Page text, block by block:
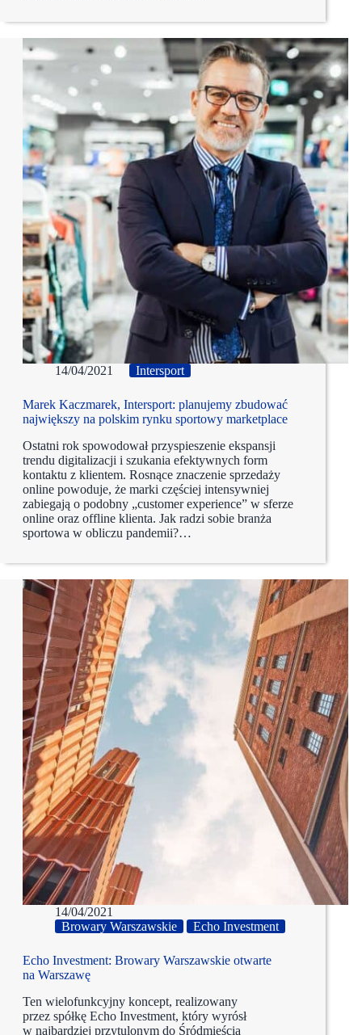
14/04/2021 Intersport
Marek Kaczmarek, Intersport: planujemy zbudować
największy na polskim rynku sportowy marketplace
Ostatni rok spowodował przyspieszenie ekspansji
trendu digitalizacji i szukania efektywnych form
kontaktu z klientem. Rosnące znaczenie sprzedaży
online powoduje, że marki częściej intensywniej
zabiegają o podobny „customer experience” w sferze
online oraz offline klienta. Jak radzi sobie branża
sportowa w obliczu pandemii?…
14/04/2021
Browary Warszawskie
Echo Investment
Echo Investment: Browary Warszawskie otwarte
na Warszawę
Ten wielofunkcyjny koncept, realizowany
przez spółkę Echo Investment, który wyrósł
w najbardziej przytulonym do Śródmieścia